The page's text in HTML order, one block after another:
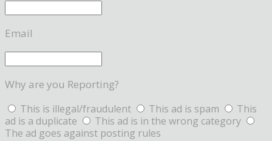
Email
Why are you Reporting?
This is illegal/fraudulent This ad is spam
This
ad is a duplicate
This ad is in the wrong category
The ad goes against posting rules